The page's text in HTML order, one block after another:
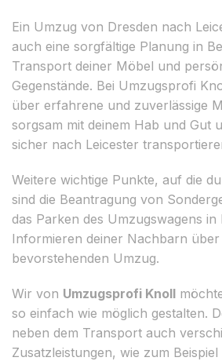
Ein Umzug von Dresden nach
auch eine sorgfältige Planung in
Transport deiner Möbel und
Gegenstände. Bei Umzugsprofi
über erfahrene und zuverlässige
sorgsam mit deinem Hab und Gut
sicher nach Leicester
Weitere wichtige Punkte, auf die
sind die Beantragung von
das Parken des Umzugswagens in
Informieren deiner Nachbarn über
bevorstehenden Umzug.
Wir von Umzugsprofi Knoll
so einfach wie möglich gestalten.
neben dem Transport auch
Zusatzleistungen, wie zum